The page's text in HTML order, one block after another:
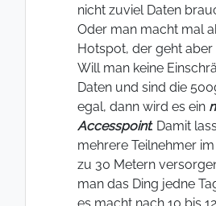
nicht zuviel Daten
Oder man macht mal
Hotspot, der geht aber
Will man keine
Daten und sind die
egal, dann wird es ein
Accesspoint. Damit
mehrere Teilnehmer
zu 30 Metern
man das Ding jedne